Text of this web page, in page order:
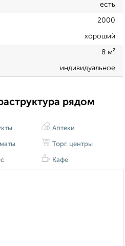
есть
2000
хороший
8 м²
индивидуальное
рядом
Аптеки
Торг. центры
Кафе